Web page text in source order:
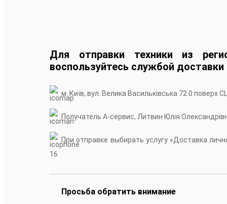
Для отправки техники из
воспользуйтесь службой доставки
м. Київ, вул. Велика Васильківська 72 0 поверх
Получатель А-сервис, Литвин Юлія
При отправке выбирать услугу «Доставка
16
Просьба обратить внимание